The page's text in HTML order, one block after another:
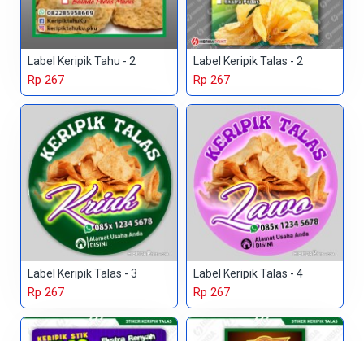
Label Keripik Tahu - 2
Rp 267
Label Keripik Talas - 2
Rp 267
Label Keripik Talas - 3
Rp 267
Label Keripik Talas - 4
Rp 267